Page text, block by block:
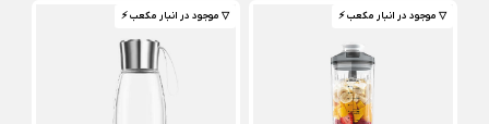
گوشی شیائومی مدل 17 Pro Max با ظرفیت 512/12 گیگابایت (بدون ▽ موجود در انبار مکعب ⚡️ ▽ موجود در انبار مکعب ⚡️